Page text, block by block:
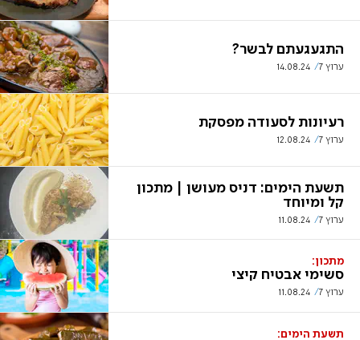
התגעגעתם לבשר?
ערוץ 7 14.08.24
רעיונות לסעודה מפסקת
ערוץ 7 12.08.24
תשעת הימים: דניס מעושן | מתכון
קל ומיוחד
ערוץ 7 11.08.24
מתכון:
סשימי אבטיח קיצי
ערוץ 7 11.08.24
תשעת הימים: